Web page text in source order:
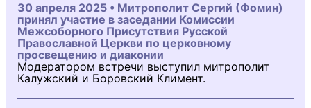
30 апреля 2025 • Митрополит Сергий (Фомин)
принял участие в заседании Комиссии
Межсоборного Присутствия Русской
Православной Церкви по церковному
просвещению и диаконии
Модератором встречи выступил митрополит
Калужский и Боровский Климент.